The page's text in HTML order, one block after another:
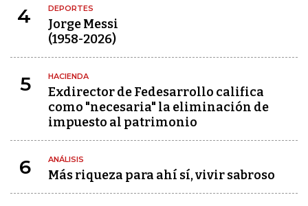
4 DEPORTES
Jorge Messi
(1958-2026)
5 HACIENDA
Exdirector de Fedesarrollo califica
como "necesaria" la eliminación de
impuesto al patrimonio
6 ANÁLISIS
Más riqueza para ahí sí, vivir sabroso